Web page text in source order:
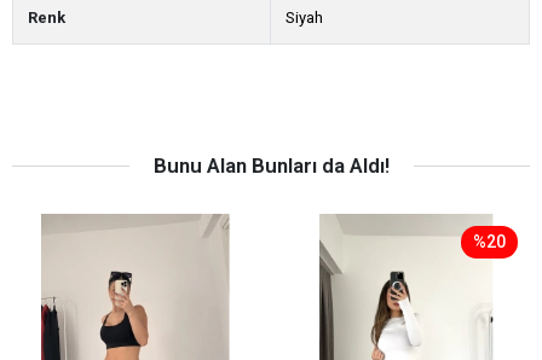
Renk Siyah
Bunu Alan Bunları da Aldı!
%20